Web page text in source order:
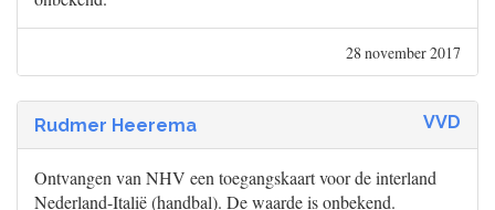
28 november 2017
Rudmer Heerema VVD
Ontvangen van NHV een toegangskaart voor de interland
Nederland-Italië (handbal). De waarde is onbekend.